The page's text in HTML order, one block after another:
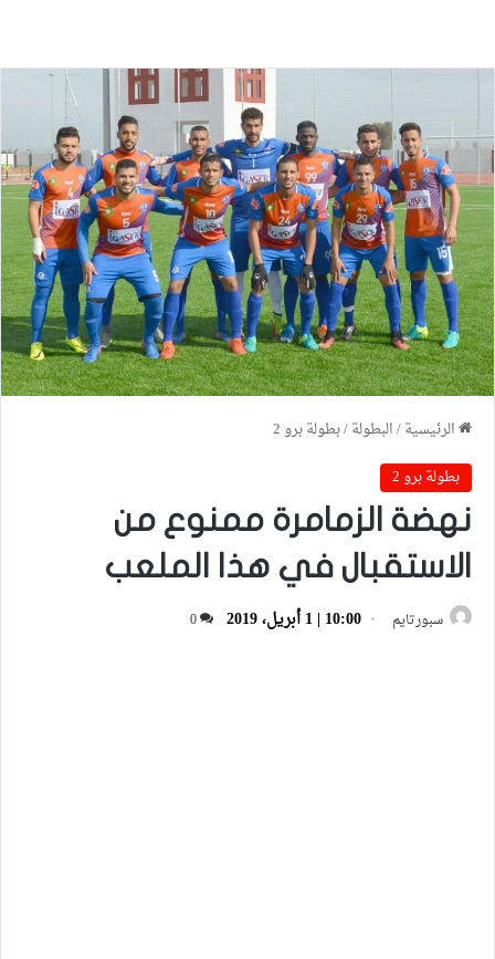
الرئيسية/البطولة/بطولة برو 2
بطولة برو 2
نهضة الزمامرة ممنوع من
الاستقبال في هذا الملعب
سبورتايم 10:00 | 1 أبريل، 2019 0